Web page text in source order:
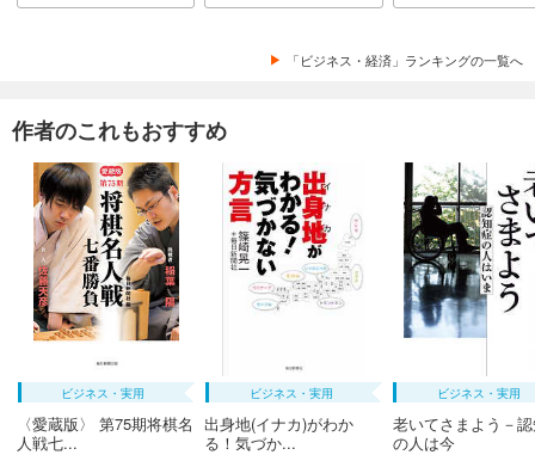
「ビジネス・経済」ランキングの一覧へ
作者のこれもおすすめ
ビジネス・実用
〈愛蔵版〉 第75期将棋名
人戦七...
ビジネス・実用
出身地(イナカ)がわか
る！気づか...
ビジネス・実用
老いてさまよう－
の人は今